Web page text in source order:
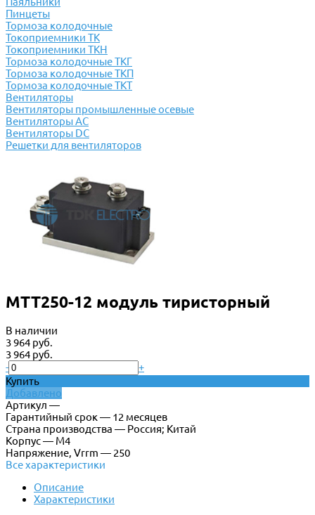
Пинцеты
Тормоза колодочные
Токоприемники ТК
Токоприемники ТКН
Тормоза колодочные ТКГ
Тормоза колодочные ТКП
Тормоза колодочные ТКТ
Вентиляторы
Вентиляторы промышленные осевые
Вентиляторы АС
Вентиляторы DC
Решетки для вентиляторов
МТТ250-12 модуль тиристорный
В наличии
3 964 руб.
3 964 руб.
-
+
Купить
Добавлено
Артикул —
Гарантийный срок — 12 месяцев
Страна производства — Россия; Китай
Корпус — М4
Напряжение, Vrrm — 250
Все характеристики
Описание
Характеристики